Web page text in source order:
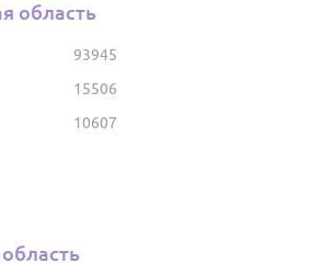
область
93945
15506
10607